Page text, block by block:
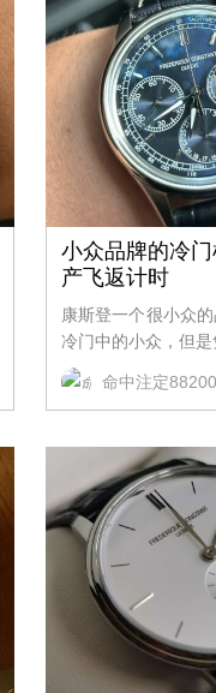
小众品牌的冷
产飞返计时
康斯登一个很小众
冷门中的小众，但
命中注定